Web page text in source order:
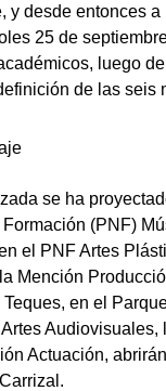
y desde entonces a
25 de
luego
de las seis
se ha
(PNF)
el PNF Artes
Mención
en el
Audiovisuales,
Actuación,